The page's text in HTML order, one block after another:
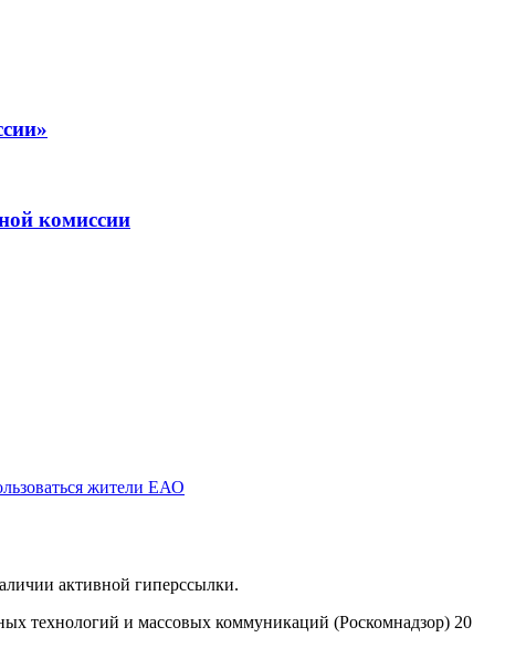
комиссии
жители ЕАО
активной гиперссылки.
технологий и массовых коммуникаций (Роскомнадзор) 20